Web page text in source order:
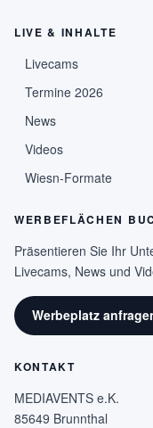
LIVE & INHALTE
Livecams
Termine 2026
News
Videos
Wiesn-Formate
WERBEFLÄCHEN
Präsentieren Sie Ihr
Livecams, News und
Werbeplatz
KONTAKT
MEDIAVENTS e.K.
85649 Brunnthal